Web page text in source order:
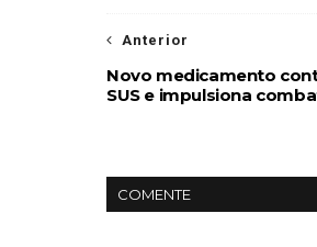
Anterior
Novo medicamento
SUS e impulsiona
COMENTE